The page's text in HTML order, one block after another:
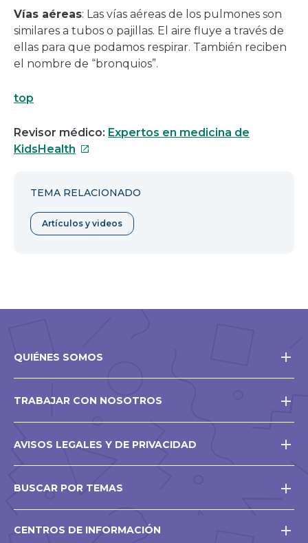
Vías aéreas: Las vías aéreas de los pulmones son
similares a tubos o pajillas. El aire fluye a través de
ellas para que podamos respirar. También reciben
el nombre de “bronquios”.
top
Revisor médico: Expertos en medicina de
KidsHealth Este
abrirá
en
una
TEMA RELACIONADO
Artículos y videos
QUIÉNES SOMOS
TRABAJAR CON NOSOTROS
AVISOS LEGALES Y DE PRIVACIDAD
BUSCAR POR TEMAS
CENTROS DE INFORMACIÓN